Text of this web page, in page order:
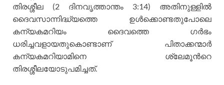
തിരശ്ശീല (2 ദിനവൃത്താന്തം 3:14) അതിനുള്ളില്‍
ദൈവസാന്നിദ്ധ്യത്തെ ഉള്‍ക്കൊണ്ടതുപോലെ
കന്യകമറിയം ദൈവത്തെ ഗര്‍ഭം
ധരിച്ചവളായതുകൊണ്ടാണ് പിതാക്കന്മാര്‍
കന്യകമറിയാമിനെ ശ്ലേമൂന്‍റെ
തിരശ്ശീലയോടുപമിച്ചത്.